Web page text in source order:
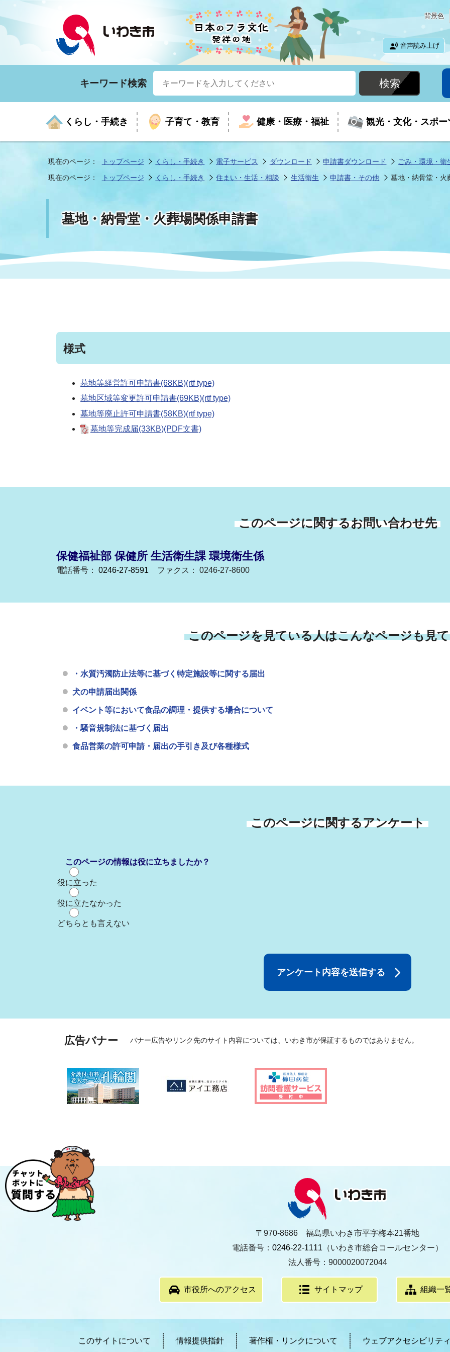
背景色
音声読み上げ
キーワード検索
くらし・手続き
くらしの手続きガイド いざという時に 届出・証明
年金・保険 マイナンバー
まちづくり 地域情報 移住・定住
電子サービス
子育て・教育
生涯学習 子育て 教育
健康・医療・福祉
医療 健康 児童福祉
高齢者福祉・介護 地域包括ケア(介護予防等)
福祉に関するその他の情報
新型コロナウイルス感染
観光・文化・スポー
お知らせ 年間イベントの案内 外国人観光客向けページ
目的から探す モデルコース
スポーツ 施設関連情報 教育旅行
入札・契約 産業振興 廃棄物
企業立地 福祉・介護
保健・衛生 指定管理者 除染事業
市の紹介 市長室 フラシティいわき
市の統計 広報
職員 行政計画 行政改革
市議会
監査委員 農業委員会
ご意見・ご質問
現在のページ： トップページ くらし・手続き 電子サービス ダウンロード 申請書ダウンロード
ごみ・環境・衛
現在のページ：
トップページ くらし・手続き 住まい・生活・相談 生活衛生 申請書・その他 墓地・納骨堂・火
墓地・納骨堂・火葬場関係申請書
様式
墓地等経営許可申請書(68KB)(rtf type)
墓地区域等変更許可申請書(69KB)(rtf type)
墓地等廃止許可申請書(58KB)(rtf type)
墓地等完成届(33KB)(PDF文書)
このページに関するお問い合わせ先
保健福祉部 保健所 生活衛生課 環境衛生係
電話番号： 0246-27-8591 ファクス： 0246-27-8600
このページを見ている人はこんなページも見
・水質汚濁防止法等に基づく特定施設等に関する届出
犬の申請届出関係
イベント等において食品の調理・提供する場合について
・騒音規制法に基づく届出
食品営業の許可申請・届出の手引き及び各種様式
このページに関するアンケート
このページの情報は役に立ちましたか？
役に立った
役に立たなかった
どちらとも言えない
広告バナー バナー広告やリンク先のサイト内容については、いわき市が保証するものではありません。
〒970-8686 福島県いわき市平字梅本21番地
電話番号： 0246-22-1111 （いわき市総合コールセンター）
法人番号：9000020072044
市役所へのアクセス サイトマップ 組織一
このサイトについて 情報提供指針 著作権・リンクについて ウェブアクセシビリテ